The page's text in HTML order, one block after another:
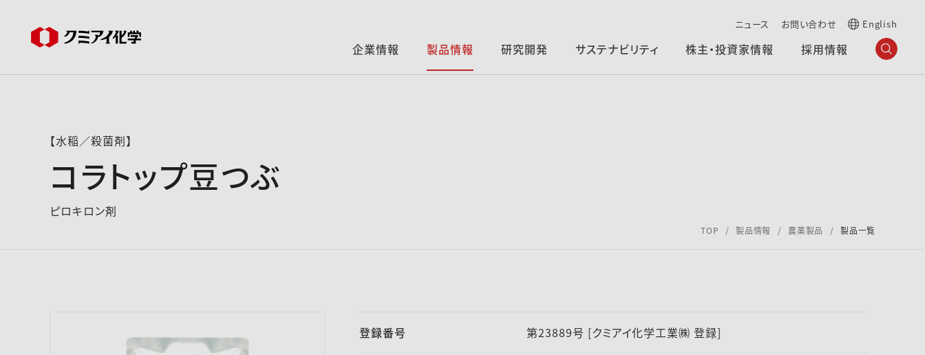
ニュース お問い合わせ English
企業情報 製品情報 研究開発 サステナビリティ 株主・投資家情報 採用情報
【水稲／殺菌剤】
コラトップ豆つぶ
ピロキロン剤
TOP 製品情報 農薬製品 製品一覧
登録番号 第23889号 [クミアイ化学工業㈱ 登録]